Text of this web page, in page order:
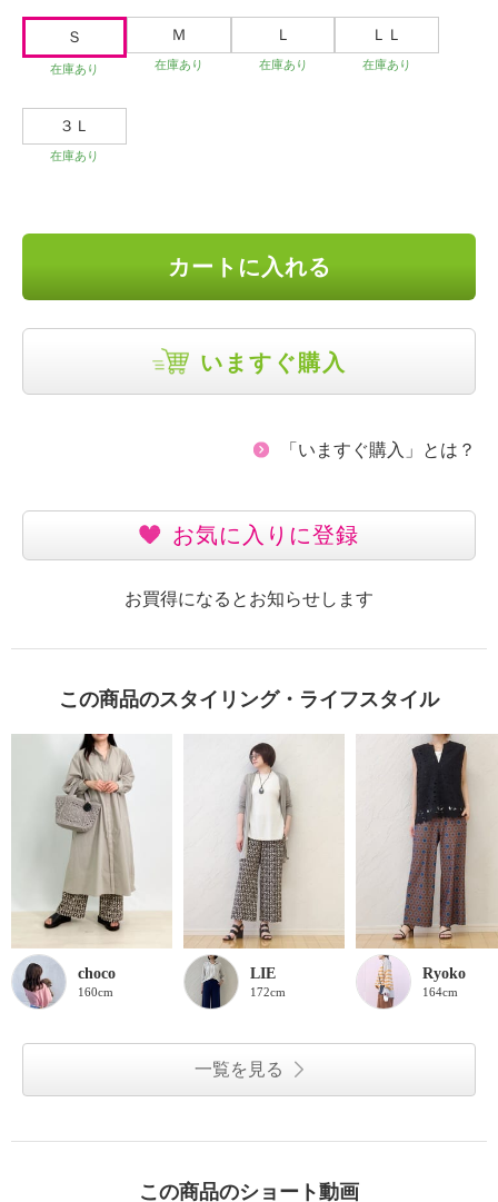
Ｓ
在庫あり
Ｍ
在庫あり
Ｌ
在庫あり
ＬＬ
在庫あり
３Ｌ
在庫あり
カートに入れる
いますぐ購入
「いますぐ購入」とは？
お気に入りに登録
お買得になるとお知らせします
この商品のスタイリング・ライフスタイル
choco
160cm
LIE
172cm
Ryoko
164cm
一覧を見る
この商品のショート動画